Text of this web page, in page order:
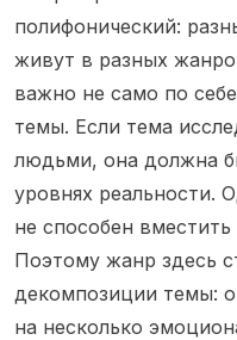
полифонический:
живут в разных
важно не само по
темы. Если тема
людьми, она должна
уровнях реальности.
не способен
Поэтому жанр здесь
декомпозиции темы:
на несколько